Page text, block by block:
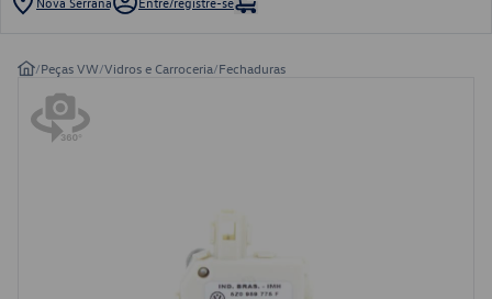
/Peças VW/Vidros e Carroceria/Fechaduras